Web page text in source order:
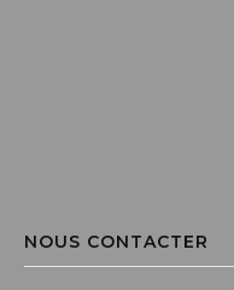
NOUS CONTACTER